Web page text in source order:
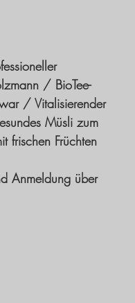
/ BioTee-
/ Vitalisierender
Müsli zum
frischen Früchten
Anmeldung über